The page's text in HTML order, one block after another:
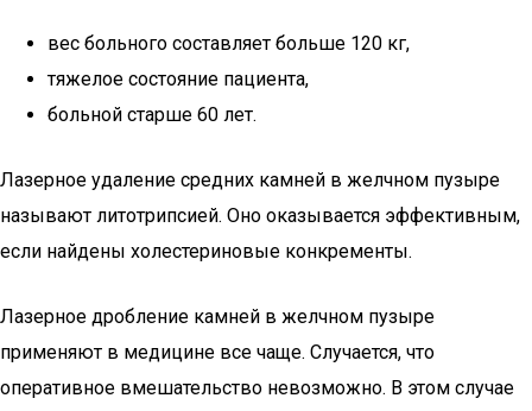
вес больного составляет больше 120 кг,
тяжелое состояние пациента,
больной старше 60 лет.
Лазерное удаление средних камней в желчном пузыре
называют литотрипсией. Оно оказывается эффективным,
если найдены холестериновые конкременты.
Лазерное дробление камней в желчном пузыре
применяют в медицине все чаще. Случается, что
оперативное вмешательство невозможно. В этом случае